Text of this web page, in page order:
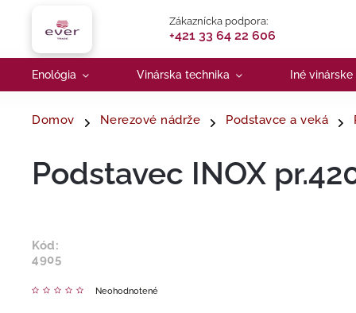
Zákaznícka podpora:
+421 33 64 22 606
Enológia Vinárska technika Iné
Domov Nerezové nádrže Podstavce a veká
Podstavec INOX
Kód:
4905
Neohodnotené